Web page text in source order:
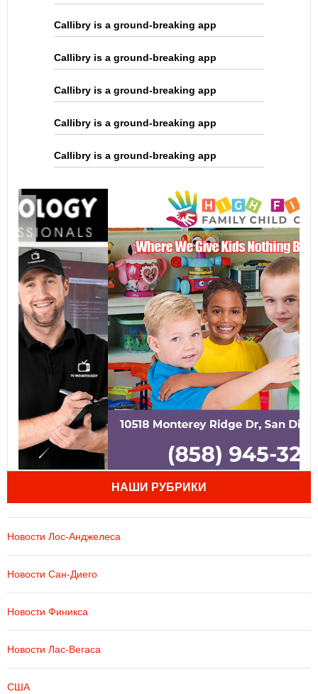
Callibry is a ground-breaking app
Callibry is a ground-breaking app
Callibry is a ground-breaking app
Callibry is a ground-breaking app
Callibry is a ground-breaking app
НАШИ РУБРИКИ
Новости Лос-Анджелеса
Новости Сан-Диего
Новости Финикса
Новости Лас-Вегаса
США